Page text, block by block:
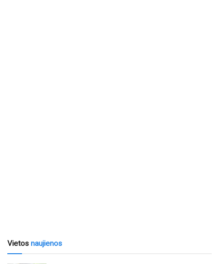
Vietos naujienos